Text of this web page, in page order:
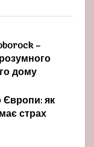
–
дому
Європи: як
страх